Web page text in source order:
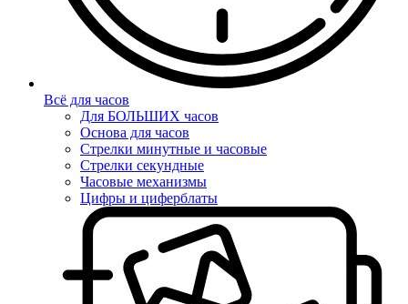
Всё для часов
Для БОЛЬШИХ часов
Основа для часов
Стрелки минутные и часовые
Стрелки секундные
Часовые механизмы
Цифры и циферблаты